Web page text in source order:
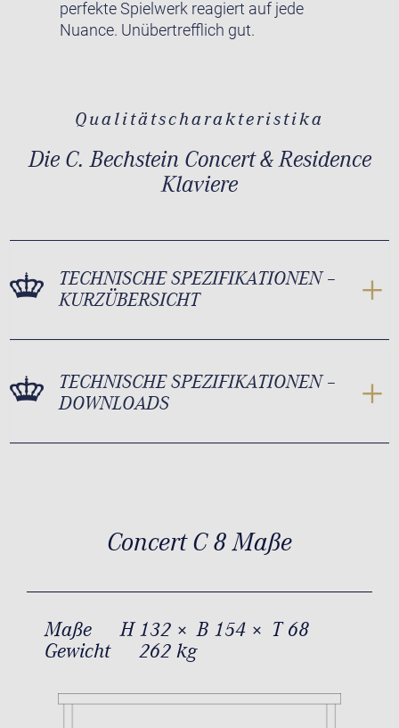
perfekte Spielwerk reagiert auf jede
Nuance. Unübertrefflich gut.
Qualitätscharakteristika
Die C. Bechstein Concert & Residence
Klaviere
TECHNISCHE SPEZIFIKATIONEN –
KURZÜBERSICHT
TECHNISCHE SPEZIFIKATIONEN –
DOWNLOADS
Concert C 8 Maße
Maße
H 132 × B 154 × T 68
Gewicht
262 kg